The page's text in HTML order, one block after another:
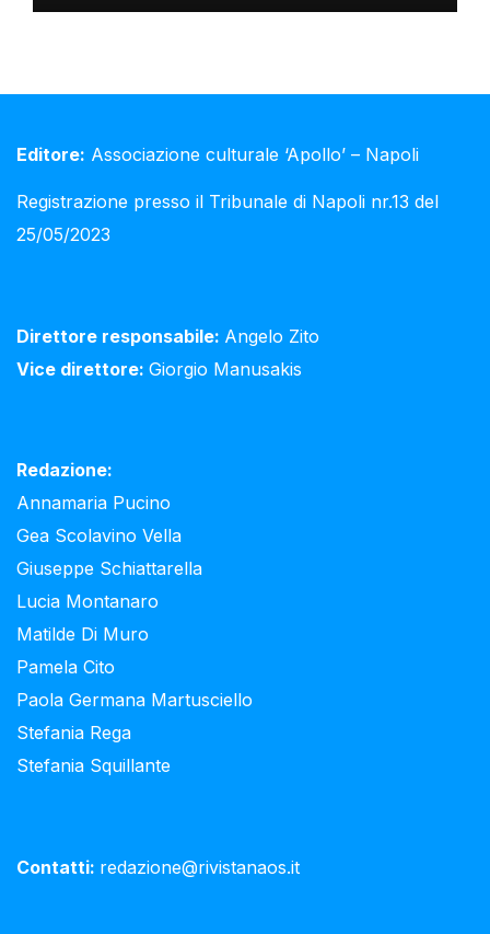
Editore: Associazione culturale ‘Apollo’ – Napoli
Registrazione presso il Tribunale di Napoli nr.13 del
25/05/2023
Direttore responsabile: Angelo Zito
Vice direttore: Giorgio Manusakis
Redazione:
Annamaria Pucino
Gea Scolavino Vella
Giuseppe Schiattarella
Lucia Montanaro
Matilde Di Muro
Pamela Cito
Paola Germana Martusciello
Stefania Rega
Stefania Squillante
Contatti: redazione@rivistanaos.it